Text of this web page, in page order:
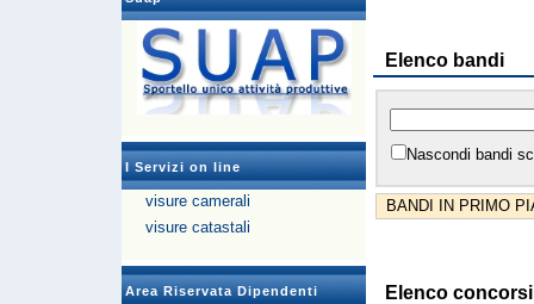
I Servizi on line
visure camerali
visure catastali
Area Riservata Dipendenti
Elenco bandi
Nascondi bandi
BANDI IN PRIMO
Elenco concorsi